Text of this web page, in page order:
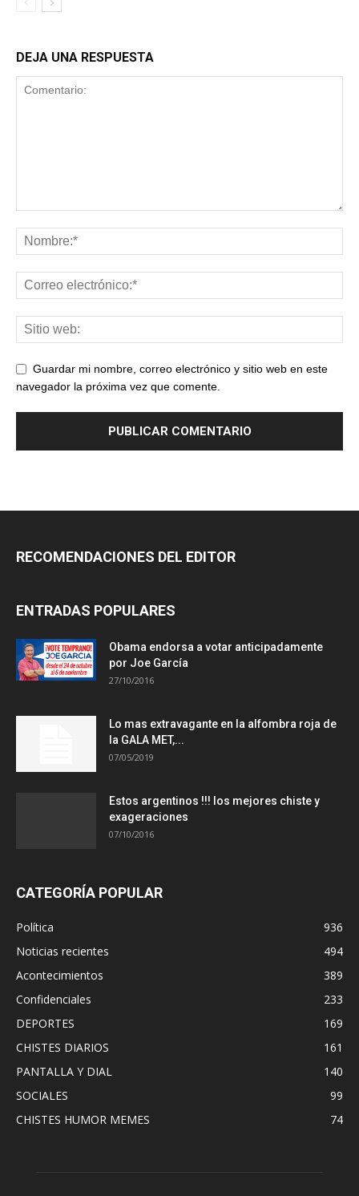
DEJA UNA RESPUESTA
Guardar mi nombre, correo electrónico y sitio web en este
navegador la próxima vez que comente.
RECOMENDACIONES DEL EDITOR
ENTRADAS POPULARES
Obama endorsa a votar anticipadamente
por Joe García
27/10/2016
Lo mas extravagante en la alfombra roja de
la GALA MET,...
07/05/2019
Estos argentinos !!! los mejores chiste y
exageraciones
07/10/2016
CATEGORÍA POPULAR
Política
936
Noticias recientes
494
Acontecimientos
389
Confidenciales
233
DEPORTES
169
CHISTES DIARIOS
161
PANTALLA Y DIAL
140
SOCIALES
99
CHISTES HUMOR MEMES
74